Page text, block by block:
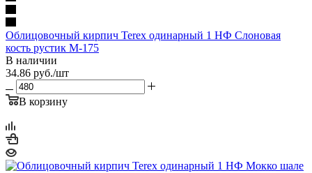
Облицовочный кирпич Terex одинарный 1 НФ Слоновая
кость рустик М-175
В наличии
34.86 руб./шт
В корзину